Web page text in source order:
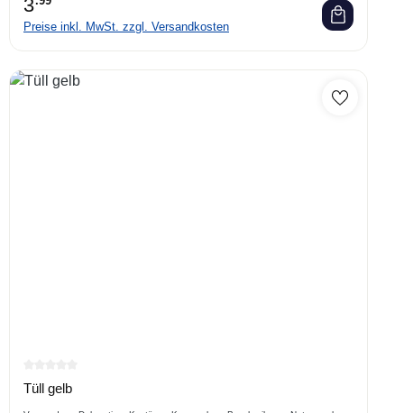
3
Preise inkl. MwSt. zzgl. Versandkosten
Durchschnittliche Bewertung von 0 von 5 Sternen
Tüll gelb